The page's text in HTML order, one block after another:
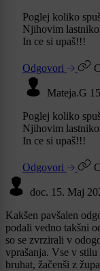
Poglej koliko
Njihovim
In ce si upaš!!!
Odgovori
Mateja.G
Poglej koliko
Njihovim
In ce si upaš!!!
Odgovori
doc. 15. Maj
Kakšen pavšalen
podali vedno takšni
so se zvrzirali v
vprašanja. Vse v
bruhat, žačenši z